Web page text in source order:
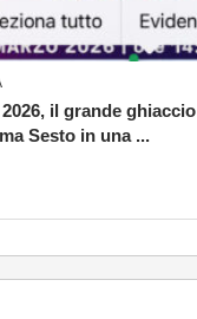
il grande ghiaccio
Sesto in una ...